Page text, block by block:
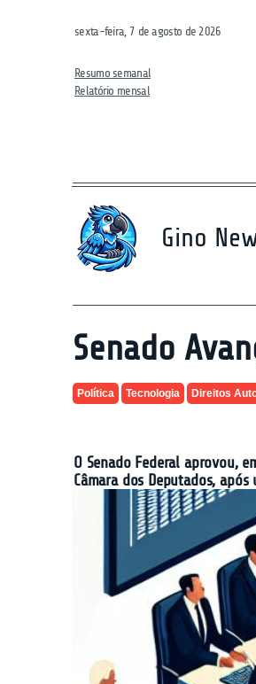
sexta-feira, 7 de agosto de 2026
Resumo semanal
Relatório mensal
Gino
Senado
Política Tecnologia Direitos
O Senado Federal aprovou,
Câmara dos Deputados,